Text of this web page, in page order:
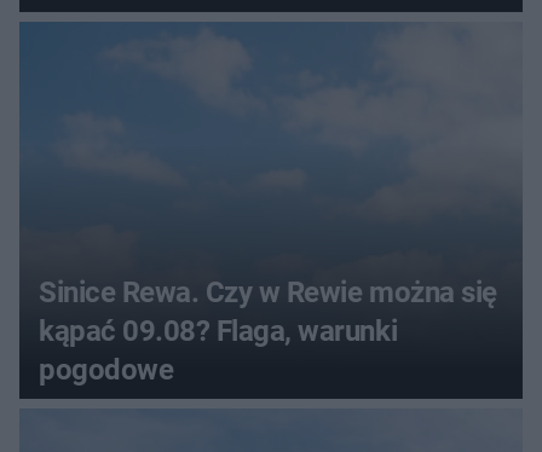
pogodowe
Sinice Rewa. Czy w Rewie można się
kąpać 09.08? Flaga, warunki
pogodowe